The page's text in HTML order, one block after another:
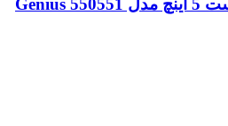
انبر خار جمع کن سر راست 5 اینچ مدل Genius 550551